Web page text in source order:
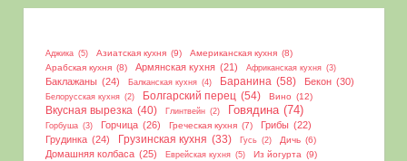
Аджика (5) Азиатская кухня (9) Американская кухня (8)
Арабская кухня (8) Армянская кухня (21) Африканская кухня (3)
Баклажаны (24) Балканская кухня (4) Баранина (58) Бекон (30)
Белорусская кухня (2) Болгарский перец (54) Вино (12)
Вкусная вырезка (40) Глинтвейн (2) Говядина (74)
Горбуша (3) Горчица (26) Греческая кухня (7) Грибы (22)
Грудинка (24) Грузинская кухня (33) Гусь (2) Дичь (6)
Домашняя колбаса (25) Еврейская кухня (5) Из йогурта (9)